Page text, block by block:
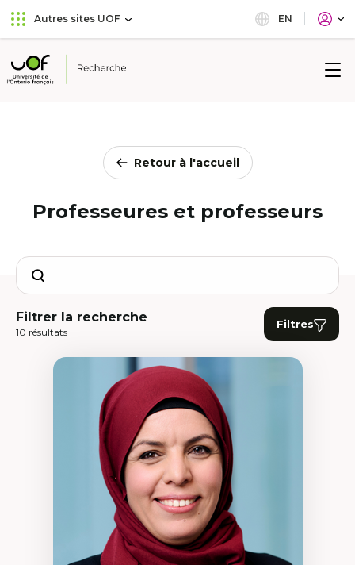
Aller
au
principal
Passer
au
Autres sites UOF EN
Université
Retour à l'accueil
Professeures et professeurs
Search
Filtrer la recherche
10 résultats
Filtres